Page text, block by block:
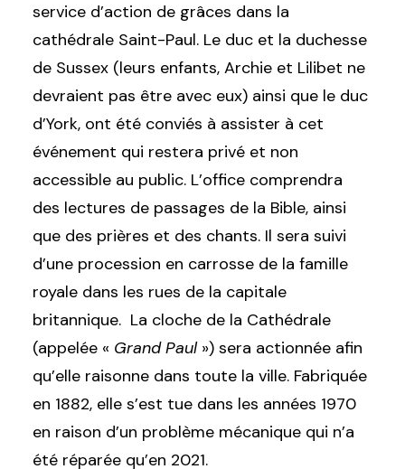
service d’action de grâces dans la
cathédrale Saint-Paul. Le duc et la duchesse
de Sussex (leurs enfants, Archie et Lilibet ne
devraient pas être avec eux) ainsi que le duc
d’York, ont été conviés à assister à cet
événement qui restera privé et non
accessible au public. L’office comprendra
des lectures de passages de la Bible, ainsi
que des prières et des chants. Il sera suivi
d’une procession en carrosse de la famille
royale dans les rues de la capitale
britannique. La cloche de la Cathédrale
(appelée « Grand Paul») sera actionnée afin
qu’elle raisonne dans toute la ville. Fabriquée
en 1882, elle s’est tue dans les années 1970
en raison d’un problème mécanique qui n’a
été réparée qu’en 2021.